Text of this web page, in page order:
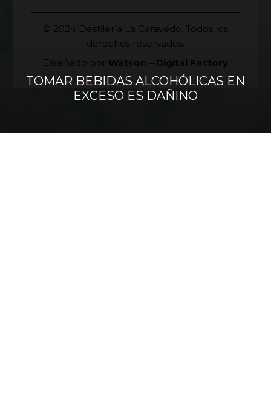
© 2024 Destilería La Caravedo. Todos los
derechos reservados.
Diseñado por Watson – Digital Factory
TOMAR BEBIDAS ALCOHÓLICAS EN
EXCESO ES DAÑINO